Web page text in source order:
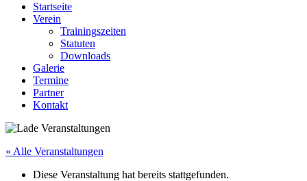
Startseite
Verein
Trainingszeiten
Statuten
Downloads
Galerie
Termine
Partner
Kontakt
« Alle Veranstaltungen
Diese Veranstaltung hat bereits stattgefunden.